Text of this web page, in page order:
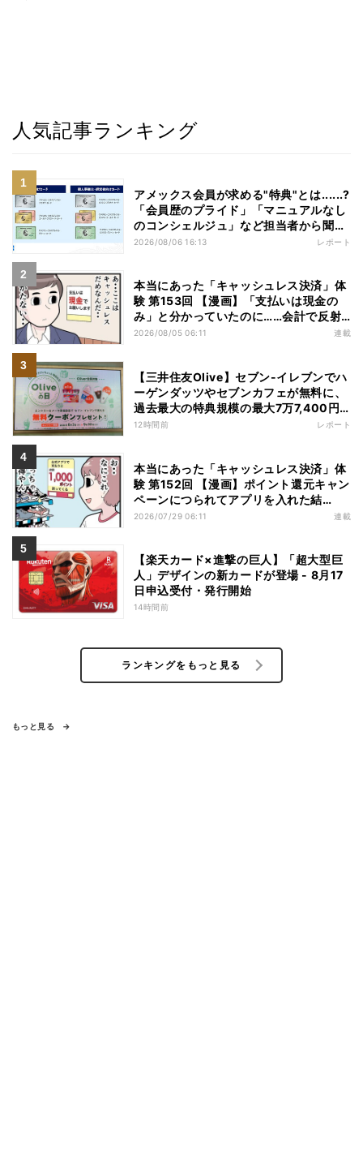
人気記事ランキング
アメックス会員が求める"特典"とは......?
「会員歴のプライド」「マニュアルなし
のコンシェルジュ」など担当者から聞い
た"裏話"も
2026/08/06 16:13 レポート
本当にあった「キャッシュレス決済」体
験 第153回 【漫画】「支払いは現金の
み」と分かっていたのに……会計で反射
的に出してしまったものは
2026/08/05 06:11 連載
【三井住友Olive】セブン-イレブンでハ
ーゲンダッツやセブンカフェが無料に、
過去最大の特典規模の最大7万7,400円
相当がもらえるキャンペーンも - 夏休み
12時間前 レポート
本当にあった「キャッシュレス決済」体
験 第152回 【漫画】ポイント還元キャン
ペーンにつられてアプリを入れた結
果……お得を逃したまさかの理由
2026/07/29 06:11 連載
【楽天カード×進撃の巨人】「超大型巨
人」デザインの新カードが登場 - 8月17
日申込受付・発行開始
14時間前
ランキングをもっと見る
もっと見る